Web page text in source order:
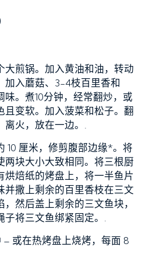
大煎锅。加入黄油和油，转动
加入蘑菇、3-4枝百里香和
味。煮10分钟，经常翻炒，或
且变软。加入菠菜和松子。翻
离火，放在一边。.
10 厘米，修剪腹部边缘*。将
两块大小大致相同。将三根厨
烘焙纸的烤盘上，将一半鱼片
并撒上剩余的百里香枝在三文
然后盖上剩余的三文鱼块，
子将三文鱼绑紧固定。.
– 或在热烤盘上烧烤，每面 8